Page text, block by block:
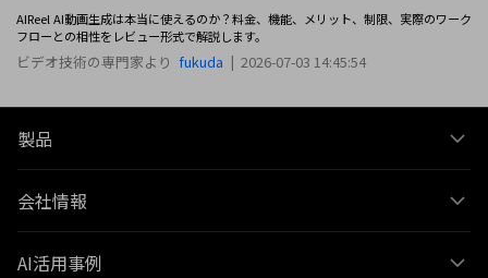
AIReel AI動画生成は本当に使えるのか？料金、機能、メリット、制限、実際のワーク
フローとの相性をレビュー形式で解説します。
ビデオ技術の専門家より fukuda | 2026-07-03 14:45:54
製品
会社情報
AI活用事例